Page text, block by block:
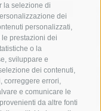
la selezione di
dei
personalizzati,
prestazioni dei
o la
sviluppare e
dei contenuti,
correggere errori,
e comunicare le
da altre fonti
capri
carabinieri
incidente
lubrense